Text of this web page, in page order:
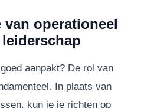
van operationeel
aanpakt? De rol van
In plaats van
kun je je richten op